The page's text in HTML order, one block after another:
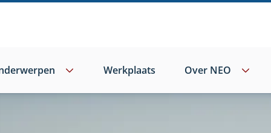
Werkplaats Over NEO